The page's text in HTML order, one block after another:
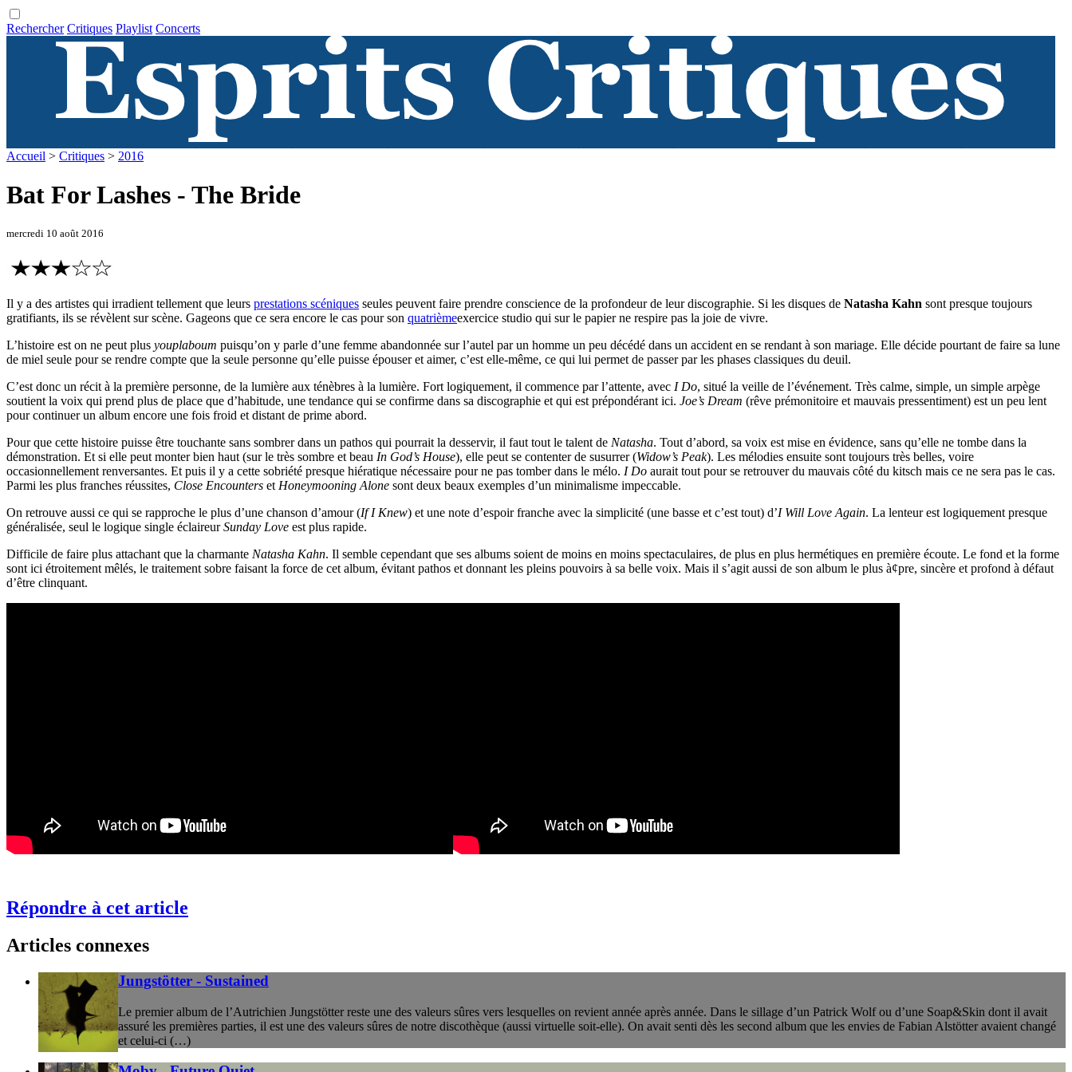
Rechercher Critiques Playlist Concerts
Accueil > Critiques > 2016
Bat For Lashes - The Bride
mercredi 10 août 2016
Il y a des artistes qui irradient tellement que leurs prestations scéniques seules peuvent faire prendre conscience de la profondeur de leur discographie. Si les disques de Natasha Kahn sont presque toujours
gratifiants, ils se révèlent sur scène. Gageons que ce sera encore le cas pour son quatrièmeexercice studio qui sur le papier ne respire pas la joie de vivre.
L’histoire est on ne peut plus youplaboum puisqu’on y parle d’une femme abandonnée sur l’autel par un homme un peu décédé dans un accident en se rendant à son mariage. Elle décide pourtant de faire sa lune
de miel seule pour se rendre compte que la seule personne qu’elle puisse épouser et aimer, c’est elle-même, ce qui lui permet de passer par les phases classiques du deuil.
C’est donc un récit à la première personne, de la lumière aux ténèbres à la lumière. Fort logiquement, il commence par l’attente, avec I Do, situé la veille de l’événement. Très calme, simple, un simple arpège
soutient la voix qui prend plus de place que d’habitude, une tendance qui se confirme dans sa discographie et qui est prépondérant ici. Joe’s Dream (rêve prémonitoire et mauvais pressentiment) est un peu lent
pour continuer un album encore une fois froid et distant de prime abord.
Pour que cette histoire puisse être touchante sans sombrer dans un pathos qui pourrait la desservir, il faut tout le talent de Natasha. Tout d’abord, sa voix est mise en évidence, sans qu’elle ne tombe dans la
démonstration. Et si elle peut monter bien haut (sur le très sombre et beau In God’s House), elle peut se contenter de susurrer (Widow’s Peak). Les mélodies ensuite sont toujours très belles, voire
occasionnellement renversantes. Et puis il y a cette sobriété presque hiératique nécessaire pour ne pas tomber dans le mélo. I Do aurait tout pour se retrouver du mauvais côté du kitsch mais ce ne sera pas le cas.
Parmi les plus franches réussites, Close Encounters et Honeymooning Alone sont deux beaux exemples d’un minimalisme impeccable.
On retrouve aussi ce qui se rapproche le plus d’une chanson d’amour (If I Knew) et une note d’espoir franche avec la simplicité (une basse et c’est tout) d’I Will Love Again. La lenteur est logiquement presque
généralisée, seul le logique single éclaireurSunday Love est plus rapide.
Difficile de faire plus attachant que la charmante Natasha Kahn. Il semble cependant que ses albums soient de moins en moins spectaculaires, de plus en plus hermétiques en première écoute. Le fond et la forme
sont ici étroitement mêlés, le traitement sobre faisant la force de cet album, évitant pathos et donnant les pleins pouvoirs à sa belle voix. Mais il s’agit aussi de son album le plus à¢pre, sincère et profond à défaut
d’être clinquant.
Répondre à cet article
Articles connexes
Jungstötter - Sustained
Le premier album de l’Autrichien Jungstötter reste une des valeurs sûres vers lesquelles on revient année après année. Dans le sillage d’un Patrick Wolf ou d’une Soap&Skin dont il avait
assuré les premières parties, il est une des valeurs sûres de notre discothèque (aussi virtuelle soit-elle). On avait senti dès les second album que les envies de Fabian Alstötter avaient changé
et celui-ci (…)